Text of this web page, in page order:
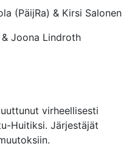
(PäijRa) & Kirsi Salonen
Joona Lindroth
virheellisesti
Huitiksi. Järjestäjät